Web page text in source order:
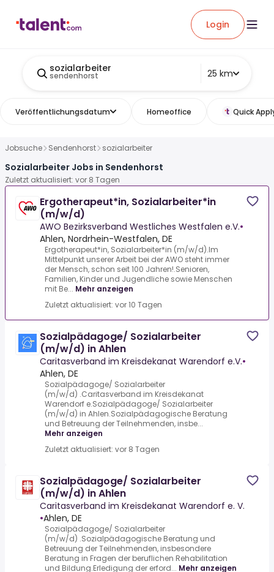
Login
sozialarbeiter
sendenhorst 25 km
Veröffentlichungsdatum Homeoffice Quick
Jobsuche Sendenhorst sozialarbeiter
Sozialarbeiter Jobs in Sendenhorst
Zuletzt aktualisiert: vor 8 Tagen
Ergotherapeut*in, Sozialarbeiter*in
(m/w/d)
AWO Bezirksverband Westliches Westfalen e.V.•
Ahlen, Nordrhein-Westfalen, DE
Ergotherapeut*in, Sozialarbeiter*in (m/w/d).Im
Mittelpunkt unserer Arbeit bei der AWO steht immer
der Mensch, schon seit 100 Jahren!.Senioren,
Familien, Kinder und Jugendliche sowie Menschen
mit Be... Mehr anzeigen
Zuletzt aktualisiert: vor 10 Tagen
Sozialpädagoge/ Sozialarbeiter
(m/w/d) in Ahlen
Caritasverband im Kreisdekanat Warendorf e.V.•
Ahlen, DE
Sozialpädagoge/ Sozialarbeiter
(m/w/d) .Caritasverband im Kreisdekanat
Warendorf e.Sozialpädagoge/ Sozialarbeiter
(m/w/d) in Ahlen.Sozialpädagogische Beratung
und Betreuung der Teilnehmenden, insbe...
Mehr anzeigen
Zuletzt aktualisiert: vor 8 Tagen
Sozialpädagoge/ Sozialarbeiter
(m/w/d) in Ahlen
Caritasverband im Kreisdekanat Warendorf e. V.
•Ahlen, DE
Sozialpädagoge/ Sozialarbeiter
(m/w/d) .Sozialpädagogische Beratung und
Betreuung der Teilnehmenden, insbesondere
Beratung in Fragen der beruflichen Rehabilitation
und Bildung.Erledigung der erford... Mehr anzeigen